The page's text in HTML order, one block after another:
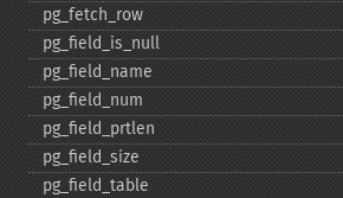
pg_​fetch_​row
pg_​field_​is_​null
pg_​field_​name
pg_​field_​num
pg_​field_​prtlen
pg_​field_​size
pg_​field_​table